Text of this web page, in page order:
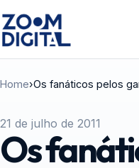
Home›Os fanáticos pelos
21 de julho de 2011
Os